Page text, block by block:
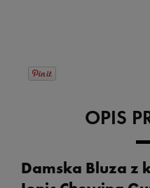
OPIS
Damska Bluza z